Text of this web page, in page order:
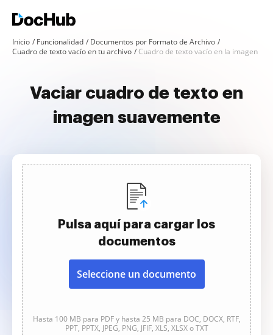
Inicio Funcionalidad
Documentos por Formato de Archivo
Cuadro de texto vacío en tu archivo
Cuadro de texto vacío en la imagen
Vaciar cuadro de texto en
imagen suavemente
Pulsa aquí para cargar los
documentos
Seleccione un documento
Hasta 100 MB para PDF y hasta 25 MB para DOC, DOCX, RTF,
PPT, PPTX, JPEG, PNG, JFIF, XLS, XLSX o TXT